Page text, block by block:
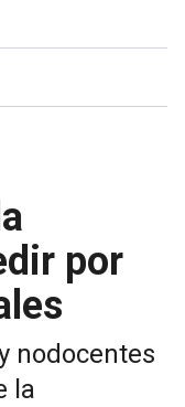
por
nodocentes
la